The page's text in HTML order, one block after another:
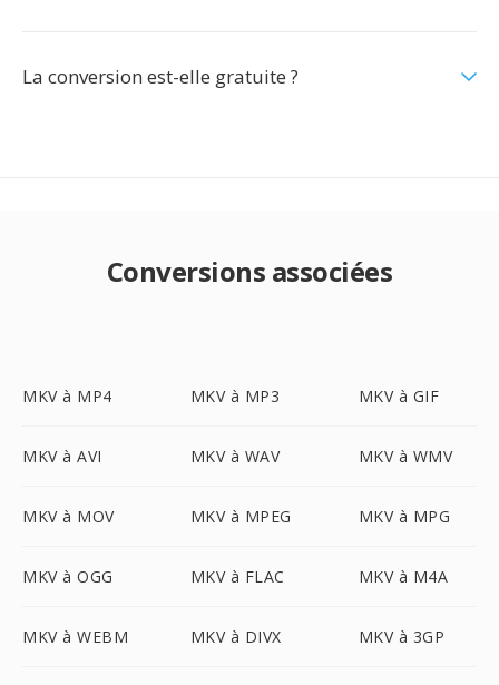
La conversion est-elle gratuite ?
Conversions associées
MKV à MP4 MKV à MP3 MKV à GIF
MKV à AVI MKV à WAV MKV à WMV
MKV à MOV MKV à MPEG MKV à MPG
MKV à OGG MKV à FLAC MKV à M4A
MKV à WEBM MKV à DIVX MKV à 3GP